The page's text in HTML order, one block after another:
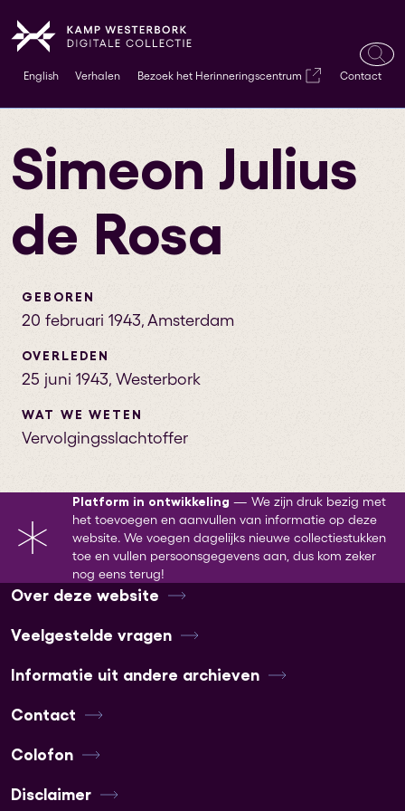
English Verhalen Bezoek het Herinneringscentrum Contact
Simeon Julius
de Rosa
GEBOREN
20 februari 1943, Amsterdam
OVERLEDEN
25 juni 1943, Westerbork
WAT WE WETEN
Vervolgingsslachtoffer
Platform in ontwikkeling — We zijn druk bezig met
het toevoegen en aanvullen van informatie op deze
website. We voegen dagelijks nieuwe collectiestukken
toe en vullen persoonsgegevens aan, dus kom zeker
nog eens terug!
Over deze website
Veelgestelde vragen
Informatie uit andere archieven
Contact
Colofon
Disclaimer